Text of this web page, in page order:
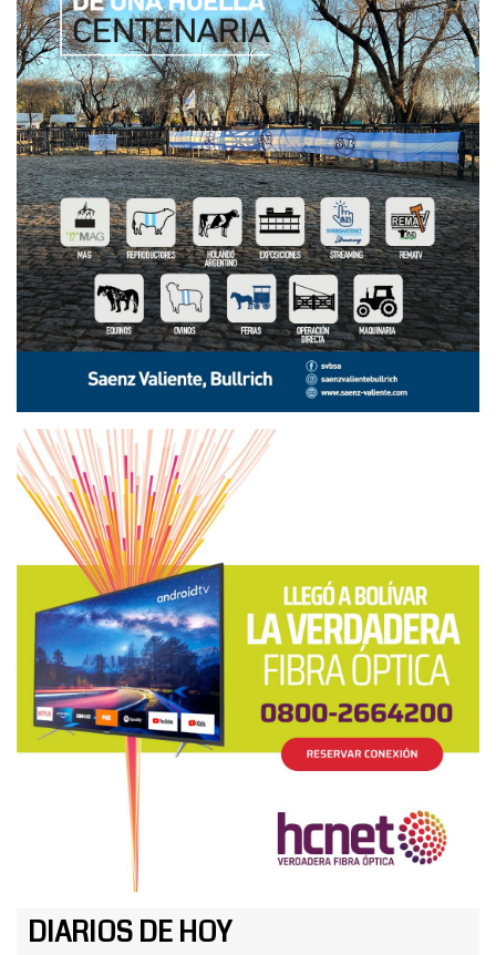
DIARIOS DE HOY